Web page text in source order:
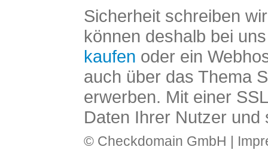
Sicherheit schreiben
können deshalb bei
kaufen oder ein
auch über das Thema
erwerben. Mit einer
Daten Ihrer Nutzer und
© Checkdomain GmbH |